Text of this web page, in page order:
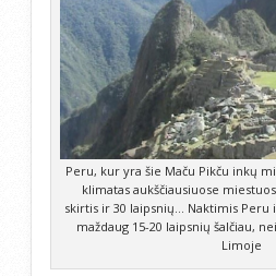
Peru, kur yra šie Maču Pikču inkų
klimatas aukščiausiuose
skirtis ir 30 laipsnių… Naktimis Peru
maždaug 15-20 laipsnių šalčiau,
Limoje